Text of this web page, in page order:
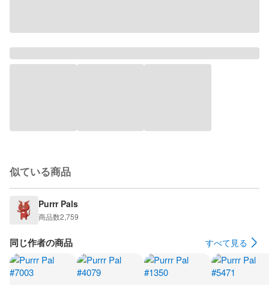
似ている商品
Purrr Pals
商品数2,759
同じ作者の商品 すべて見る